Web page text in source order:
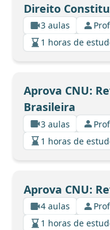
Direito
3 aulas
1 horas de
Aprova CNU:
Brasileira
3 aulas
1 horas de
Aprova CNU:
4 aulas
1 horas de